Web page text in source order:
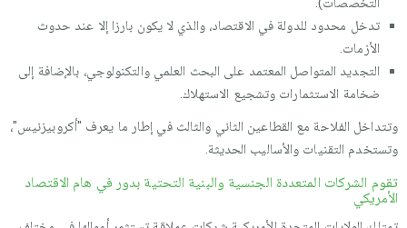
تدخل محدود للدولة في الاقتصاد، والذي لا يكون بارزا إلا عند حدوث
الأزمات.
التجديد المتواصل المعتمد على البحث العلمي والتكنولوجي، بالإضافة إلى
ضخامة الاستثمارات وتشجيع الاستهلاك.
وتتداخل الفلاحة مع القطاعين الثاني والثالث في إطار ما يعرف "أكروبيزنيس"،
وتستخدم التقنيات والأساليب الحديثة.
تقوم الشركات المتعددة الجنسية والبنية التحتية بدور في هام الاقتصاد
الأمريكي